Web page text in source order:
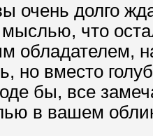
очень долго
что
обладателем,
но вместо
бы, все
в вашем